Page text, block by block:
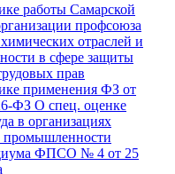
работы Самарской
профсоюза
отраслей и
в сфере защиты
прав
применения ФЗ от
ФЗ О спец. оценке
в организациях
промышленности
ФПСО № 4 от 25